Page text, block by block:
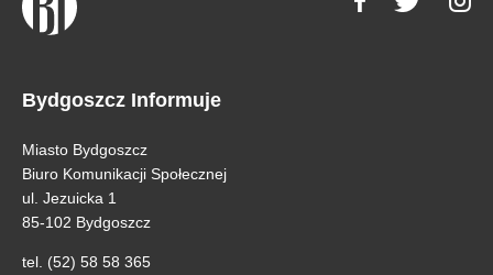
Bydgoszcz Informuje
Miasto Bydgoszcz
Biuro Komunikacji Społecznej
ul. Jezuicka 1
85-102 Bydgoszcz
tel. (52) 58 58 365